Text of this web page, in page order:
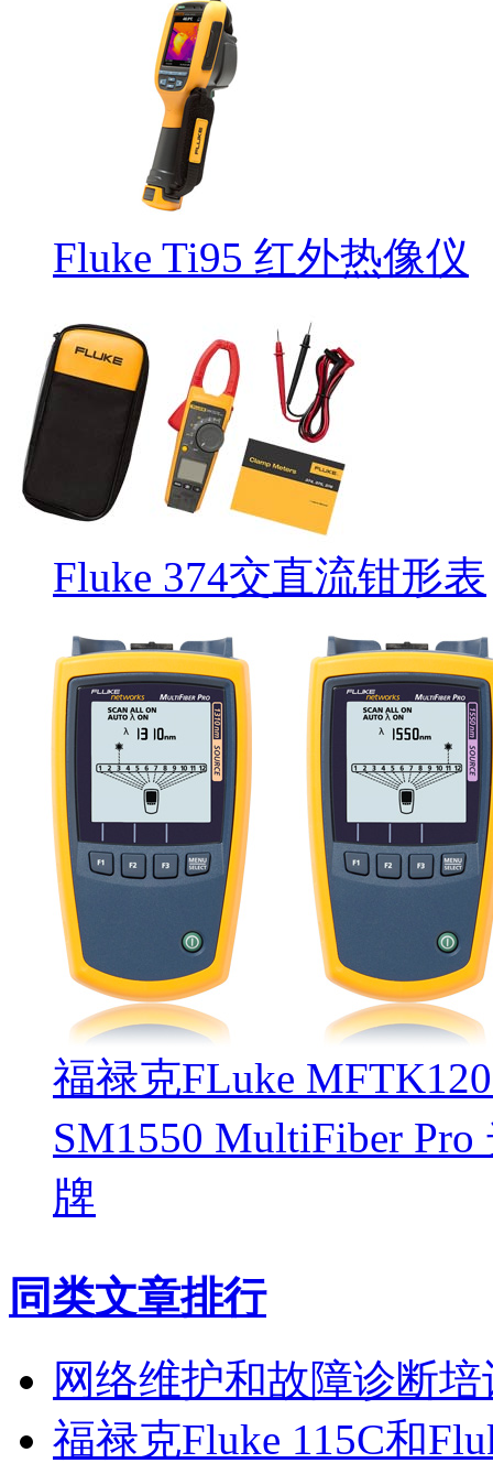
Fluke Ti95 红外热像仪
Fluke 374交直流钳形表
福禄克FLuke
SM1550 MultiFiber
牌
同类文章排行
网络维护和故障诊断
福禄克Fluke 115C和